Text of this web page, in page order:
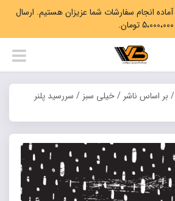
امروز شنبه ۱۷ مرداد ۱۴۰۵ آماده انجام سفارشات شما عزیزان هستیم. ارسال
/ بر اساس ناشر /خیلی سبز / سررسید پلنر